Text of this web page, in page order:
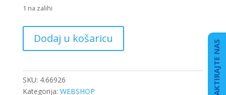
1 na zalihi
POD
VOLANOM
količina
Dodaj u košaricu
SKU: 4.66926
Kategorija: WEBSHOP
KONTAKTIRAJTE NAS